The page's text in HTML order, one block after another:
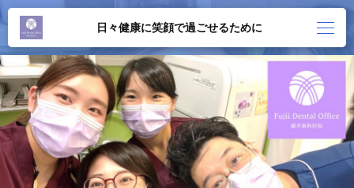
日々健康に笑顔で過ごせるために